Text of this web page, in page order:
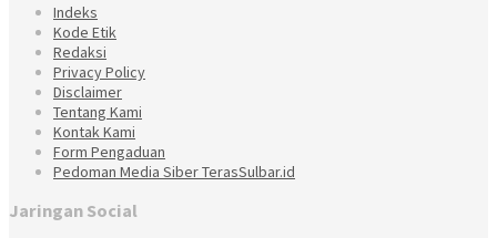
Indeks
Kode Etik
Redaksi
Privacy Policy
Disclaimer
Tentang Kami
Kontak Kami
Form Pengaduan
Pedoman Media Siber TerasSulbar.id
Jaringan Social